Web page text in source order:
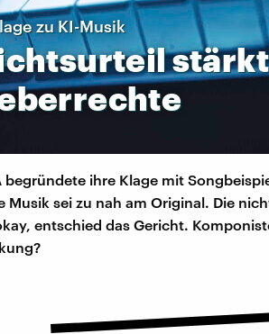
zu KI-Musik
stärkt
begründete ihre Klage mit
Musik sei zu nah am Original. Die
entschied das Gericht.